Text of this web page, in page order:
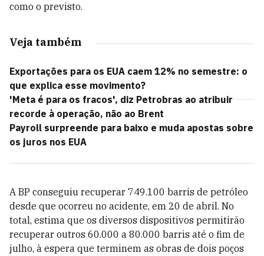
como o previsto.
Veja também
Exportações para os EUA caem 12% no semestre: o
que explica esse movimento?
'Meta é para os fracos', diz Petrobras ao atribuir
recorde à operação, não ao Brent
Payroll surpreende para baixo e muda apostas sobre
os juros nos EUA
A BP conseguiu recuperar 749.100 barris de petróleo
desde que ocorreu no acidente, em 20 de abril. No
total, estima que os diversos dispositivos permitirão
recuperar outros 60.000 a 80.000 barris até o fim de
julho, à espera que terminem as obras de dois poços